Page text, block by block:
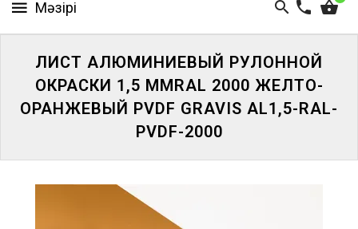
ПАНЕЛИ
ЛИСТ АЛЮМИНИЕВЫЙ РУЛОННОЙ
ОКРАСКИ 1,5 ММRAL 2000 ЖЕЛТО-
ОРАНЖЕВЫЙ PVDF GRAVIS AL1,5-RAL-
PVDF-2000